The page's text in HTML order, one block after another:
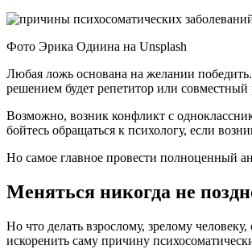
Фото Эрика Одиина на Unsplash
Любая ложь основана на желании
решением будет репетитор или
Возможно, возник конфликт с
бойтесь обращаться к психологу, если
Но самое главное провести полноценный
Меняться никогда не
Но что делать взрослому, зрелому
искоренить саму причину